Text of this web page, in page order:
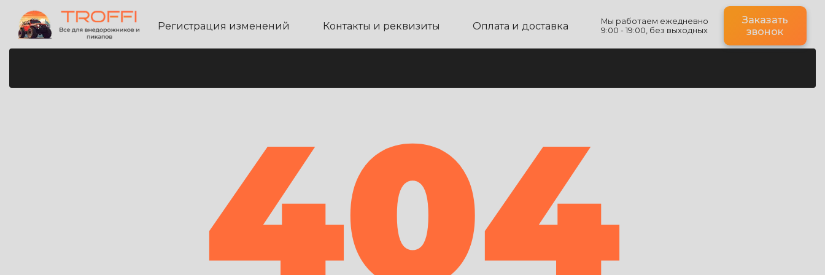
Регистрация изменений Контакты и реквизиты Оплата и доставка
Мы работаем ежедневно
9:00 - 19:00, без выходных
Заказать
звонок
404